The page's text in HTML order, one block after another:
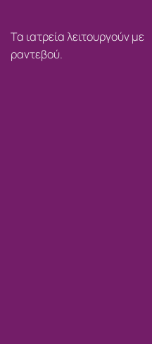
Τα ιατρεία λειτουργούν με
ραντεβού.